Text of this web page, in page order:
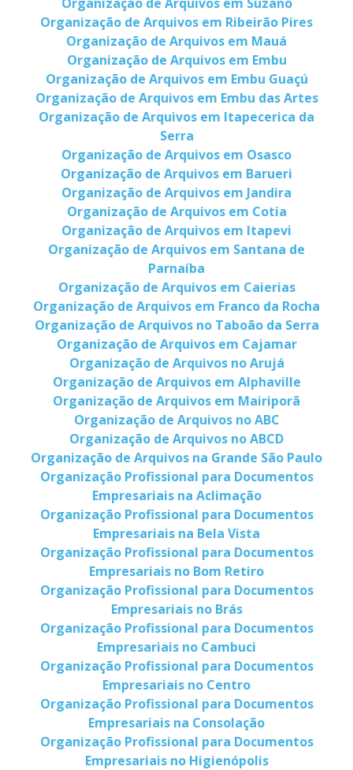
Organização de Arquivos em Ribeirão Pires
Organização de Arquivos em Mauá
Organização de Arquivos em Embu
Organização de Arquivos em Embu Guaçú
Organização de Arquivos em Embu das Artes
Organização de Arquivos em Itapecerica da
Serra
Organização de Arquivos em Osasco
Organização de Arquivos em Barueri
Organização de Arquivos em Jandira
Organização de Arquivos em Cotia
Organização de Arquivos em Itapevi
Organização de Arquivos em Santana de
Parnaíba
Organização de Arquivos em Caierias
Organização de Arquivos em Franco da Rocha
Organização de Arquivos no Taboão da Serra
Organização de Arquivos em Cajamar
Organização de Arquivos no Arujá
Organização de Arquivos em Alphaville
Organização de Arquivos em Mairiporã
Organização de Arquivos no ABC
Organização de Arquivos no ABCD
Organização de Arquivos na Grande São Paulo
Organização Profissional para Documentos
Empresariais na Aclimação
Organização Profissional para Documentos
Empresariais na Bela Vista
Organização Profissional para Documentos
Empresariais no Bom Retiro
Organização Profissional para Documentos
Empresariais no Brás
Organização Profissional para Documentos
Empresariais no Cambuci
Organização Profissional para Documentos
Empresariais no Centro
Organização Profissional para Documentos
Empresariais na Consolação
Organização Profissional para Documentos
Empresariais no Higienópolis